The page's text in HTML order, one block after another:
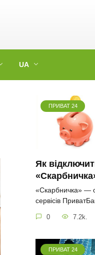
UA
ПРИВАТ 24
Як
«Скарбничка» —
сервісів
0 7.2k.
ПРИВАТ 24